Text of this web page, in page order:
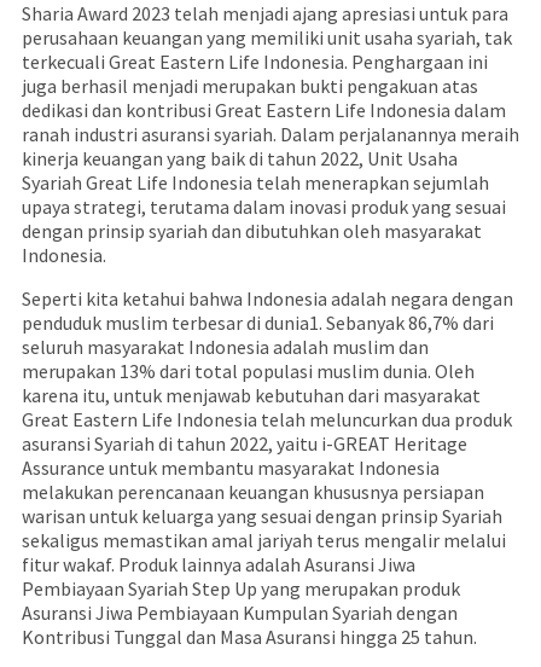
Sharia Award 2023 telah menjadi ajang apresiasi untuk para
perusahaan keuangan yang memiliki unit usaha syariah, tak
terkecuali Great Eastern Life Indonesia. Penghargaan ini
juga berhasil menjadi merupakan bukti pengakuan atas
dedikasi dan kontribusi Great Eastern Life Indonesia dalam
ranah industri asuransi syariah. Dalam perjalanannya meraih
kinerja keuangan yang baik di tahun 2022, Unit Usaha
Syariah Great Life Indonesia telah menerapkan sejumlah
upaya strategi, terutama dalam inovasi produk yang sesuai
dengan prinsip syariah dan dibutuhkan oleh masyarakat
Indonesia.
Seperti kita ketahui bahwa Indonesia adalah negara dengan
penduduk muslim terbesar di dunia1. Sebanyak 86,7% dari
seluruh masyarakat Indonesia adalah muslim dan
merupakan 13% dari total populasi muslim dunia. Oleh
karena itu, untuk menjawab kebutuhan dari masyarakat
Great Eastern Life Indonesia telah meluncurkan dua produk
asuransi Syariah di tahun 2022, yaitu i-GREAT Heritage
Assurance untuk membantu masyarakat Indonesia
melakukan perencanaan keuangan khususnya persiapan
warisan untuk keluarga yang sesuai dengan prinsip Syariah
sekaligus memastikan amal jariyah terus mengalir melalui
fitur wakaf. Produk lainnya adalah Asuransi Jiwa
Pembiayaan Syariah Step Up yang merupakan produk
Asuransi Jiwa Pembiayaan Kumpulan Syariah dengan
Kontribusi Tunggal dan Masa Asuransi hingga 25 tahun.